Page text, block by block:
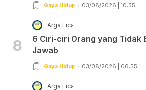
Gaya Hidup 03/08/2026 | 10:55
8
Arga Fica
6 Ciri-ciri Orang yang Tidak
Jawab
Gaya Hidup 03/08/2026 | 06:55
Arga Fica